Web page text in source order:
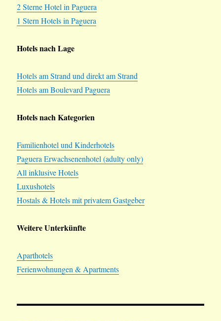
2 Sterne Hotel in Paguera
1 Stern Hotels in Paguera
Hotels nach Lage
Hotels am Strand und direkt am Strand
Hotels am Boulevard Paguera
Hotels nach Kategorien
Familienhotel und Kinderhotels
Paguera Erwachsenenhotel (adulty only)
All inklusive Hotels
Luxushotels
Hostals & Hotels mit privatem Gastgeber
Weitere Unterkünfte
Aparthotels
Ferienwohnungen & Apartments